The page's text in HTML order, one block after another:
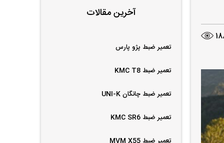
آخرین مقالات
تعمیر ضبط پژو پارس
تعمیر ضبط KMC T8
تعمیر ضبط چانگان UNI-K
تعمیر ضبط KMC SR6